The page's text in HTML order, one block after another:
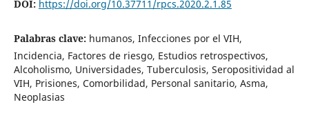
DOI: https://doi.org/10.37711/rpcs.2020.2.1.85
Palabras clave: humanos, Infecciones por el VIH,
Incidencia, Factores de riesgo, Estudios retrospectivos,
Alcoholismo, Universidades, Tuberculosis, Seropositividad al
VIH, Prisiones, Comorbilidad, Personal sanitario, Asma,
Neoplasias